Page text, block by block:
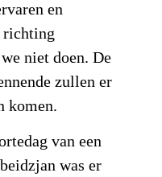
en
richting
niet doen. De
zullen er
komen.
van een
was er